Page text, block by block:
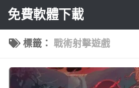
Skip to content
免費軟體下載
標籤： 戰術射擊遊戲